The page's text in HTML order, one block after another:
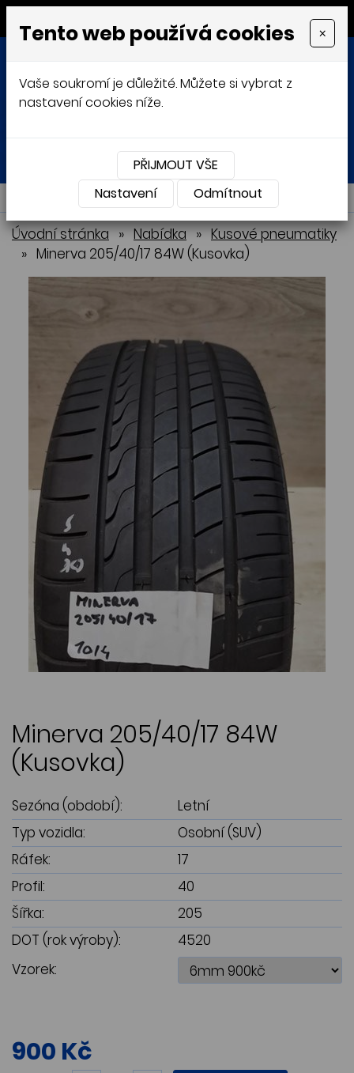
MENU
Přihlásit Košík
NABÍDKA
Úvodní stránka » Nabídka » Kusové pneumatiky
» Minerva 205/40/17 84W (Kusovka)
Minerva 205/40/17 84W
(Kusovka)
Sezóna (období):
Letní
Typ vozidla:
Osobní (SUV)
Ráfek:
17
Profil:
40
Šířka:
205
DOT (rok výroby):
4520
Vzorek:
900 Kč
Tento web používá cookies ×
Vaše soukromí je důležité. Můžete si vybrat z
nastavení cookies níže.
PŘIJMOUT VŠE
Nastavení
Odmítnout